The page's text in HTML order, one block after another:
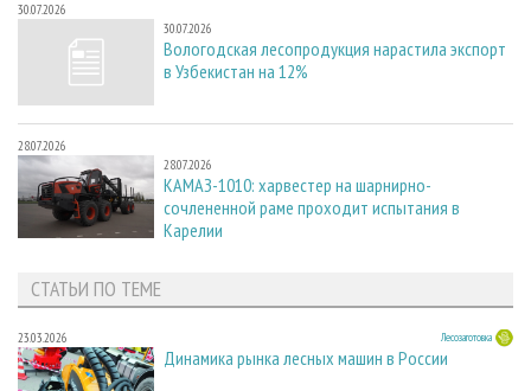
30.07.2026
30.07.2026
Вологодская лесопродукция нарастила экспорт
в Узбекистан на 12%
28.07.2026
28.07.2026
КАМАЗ-1010: харвестер на шарнирно-
сочлененной раме проходит испытания в
Карелии
СТАТЬИ ПО ТЕМЕ
23.03.2026 Лесозаготовка
Динамика рынка лесных машин в России